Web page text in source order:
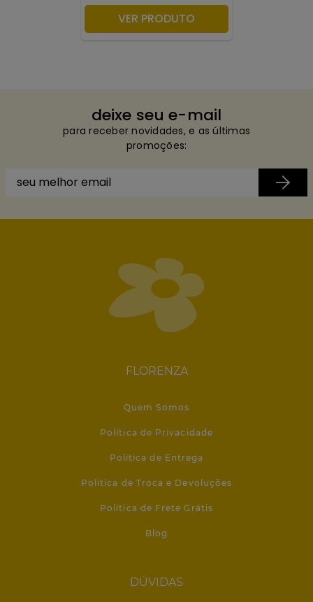
ADICIONAR À SACOLA
VER PRODUTO
deixe seu e-mail
para receber novidades, e as últimas
promoções:
FLORENZA
Quem Somos
Política de Privacidade
Política de Entrega
Política de Troca e Devoluções
Política de Frete Grátis
Blog
DÚVIDAS